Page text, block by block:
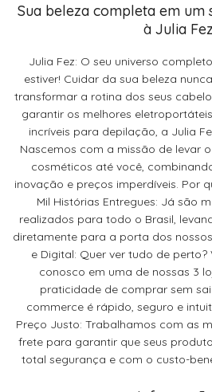
Sua beleza completa em um
à Julia Fez
Julia Fez: O seu universo
estiver! Cuidar da sua beleza
transformar a rotina dos seus
garantir os melhores
incríveis para depilação, a Julia
Nascemos com a missão de levar
cosméticos até você,
inovação e preços imperdíveis. Por
Mil Histórias Entregues: Já são
realizados para todo o Brasil,
diretamente para a porta dos
e Digital: Quer ver tudo de
conosco em uma de nossas 3
praticidade de comprar sem
commerce é rápido, seguro e
Preço Justo: Trabalhamos com as
frete para garantir que seus
total segurança e com o custo-